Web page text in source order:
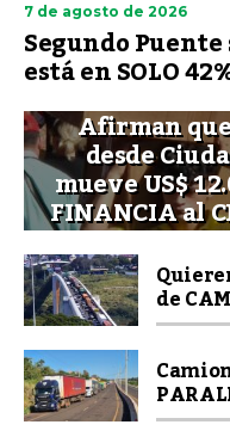
7 de agosto de 2026
Segundo
está en SOLO
Afirman
desde
mueve US$
FINANCIA al
de